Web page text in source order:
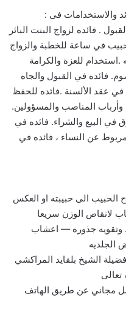
والاستخدامات فى :
. فائده لزواج البنت البائر
في ساعة للخطبة والزواج
للعزة والكرامة
فائده في القبول والجاه
في عقد الألسنة .فائده للحفظ
وأرباب المناصب والمسؤولين.
في البيع والشراء. فائده في
عن النساء ، فائده في
الى حبيبته او العكس
لانقاص الوزن سريعا
جذوره — اعشاب
الجلديه
الشيخ بلقايد المراكشي
تعالى
مجاني عن طريق الهاتف